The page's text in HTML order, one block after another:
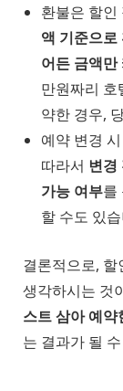
환불은 할인
액 기준으로
어든 금액만
만원짜리 호
약한 경우,
예약 변경
따라서 변경
가능 여부를
할 수도 있
결론적으로,
생각하시는 것
스트 삼아 예약
는 결과가 될